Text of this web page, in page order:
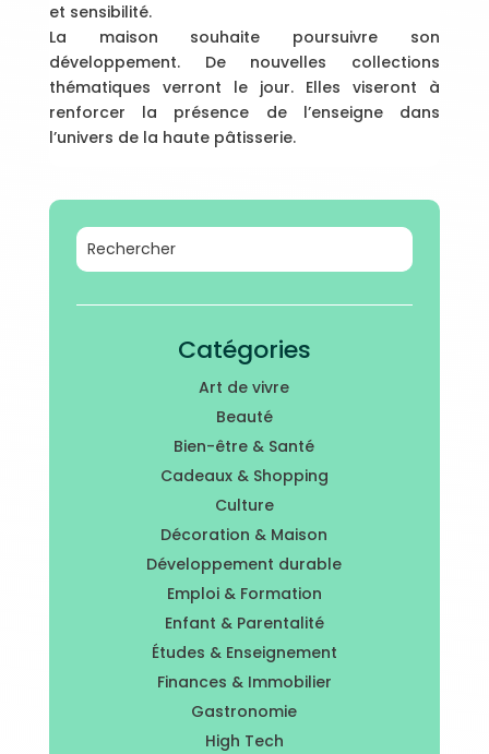
et sensibilité.
La maison souhaite poursuivre son
développement. De nouvelles collections
thématiques verront le jour. Elles viseront à
renforcer la présence de l’enseigne dans
l’univers de la haute pâtisserie.
Catégories
Art de vivre
Beauté
Bien-être & Santé
Cadeaux & Shopping
Culture
Décoration & Maison
Développement durable
Emploi & Formation
Enfant & Parentalité
Études & Enseignement
Finances & Immobilier
Gastronomie
High Tech